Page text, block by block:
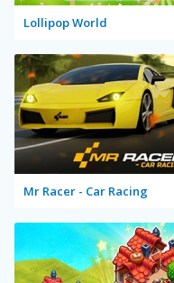
Lollipop World
Mr Racer - Car Racing